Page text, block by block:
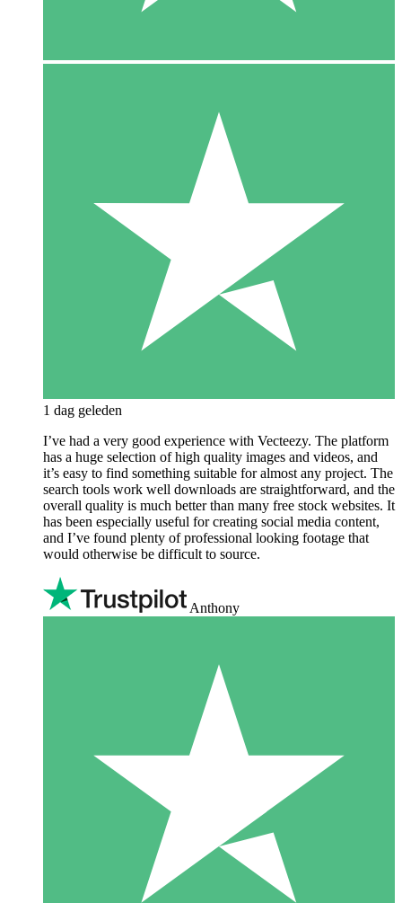
1 dag geleden
I’ve had a very good experience with Vecteezy. The platform
has a huge selection of high quality images and videos, and
it’s easy to find something suitable for almost any project. The
search tools work well downloads are straightforward, and the
overall quality is much better than many free stock websites. It
has been especially useful for creating social media content,
and I’ve found plenty of professional looking footage that
would otherwise be difficult to source.
Anthony